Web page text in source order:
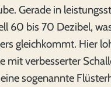
Gerade in
60 bis 70 Dezibel,
gleichkommt. Hier
mit verbesserter
sogenannte